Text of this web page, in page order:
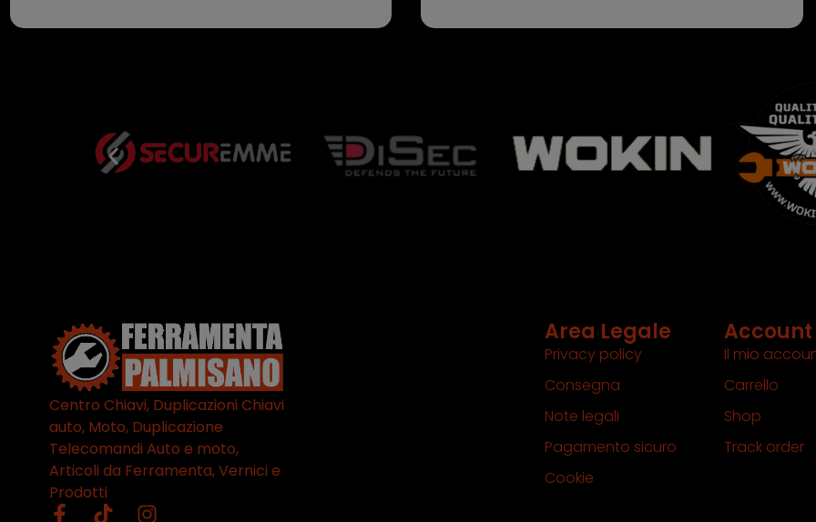
che onesto evitando spese ben più esose.
Centro Chiavi, Duplicazioni Chiavi
auto, Moto, Duplicazione
Telecomandi Auto e moto,
Articoli da Ferramenta, Vernici e
Prodotti
Area Legale
Privacy policy
Consegna
Note legali
Pagamento sicuro
Cookie
Account
Il mio
Carrello
Shop
Track order